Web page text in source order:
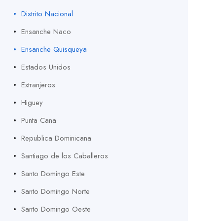
Distrito Nacional
Ensanche Naco
Ensanche Quisqueya
Estados Unidos
Extranjeros
Higuey
Punta Cana
Republica Dominicana
Santiago de los Caballeros
Santo Domingo Este
Santo Domingo Norte
Santo Domingo Oeste